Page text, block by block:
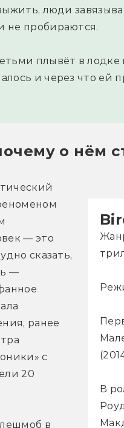
люди
не пробираются.
плывёт в лодке
и через что ей
о нём
В
— это
сказать,
—
ранее
с
20
в